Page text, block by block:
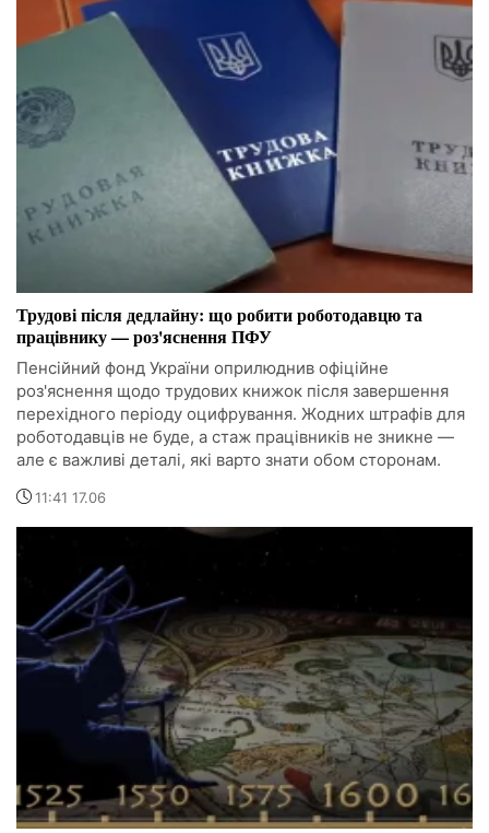
Трудові після дедлайну: що робити роботодавцю та
працівнику — роз'яснення ПФУ
Пенсійний фонд України оприлюднив офіційне
роз'яснення щодо трудових книжок після завершення
перехідного періоду оцифрування. Жодних штрафів для
роботодавців не буде, а стаж працівників не зникне —
але є важливі деталі, які варто знати обом сторонам.
11:41 17.06